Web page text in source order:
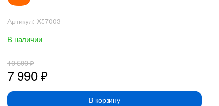
Артикул: X57003
В наличии
7 990₽
10 590₽
В корзину